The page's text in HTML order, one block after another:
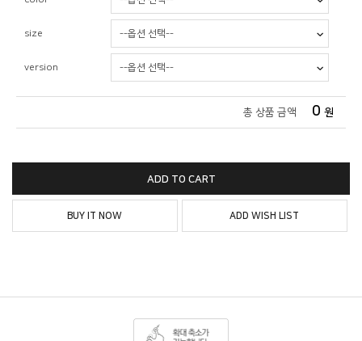
size
version
총 상품 금액 0 원
ADD TO CART
BUY IT NOW ADD WISH LIST